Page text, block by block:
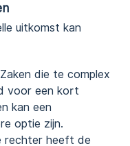
uitkomst kan
die te complex
voor een kort
kan een
optie zijn.
rechter heeft de